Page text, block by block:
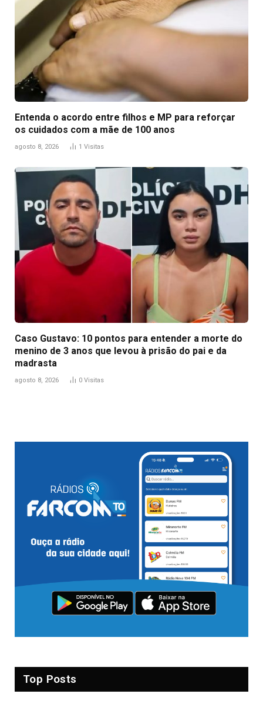
Entenda o acordo entre filhos e MP para reforçar
os cuidados com a mãe de 100 anos
agosto 8, 2026 1 Visitas
Caso Gustavo: 10 pontos para entender a morte do
menino de 3 anos que levou à prisão do pai e da
madrasta
agosto 8, 2026 0 Visitas
Top Posts